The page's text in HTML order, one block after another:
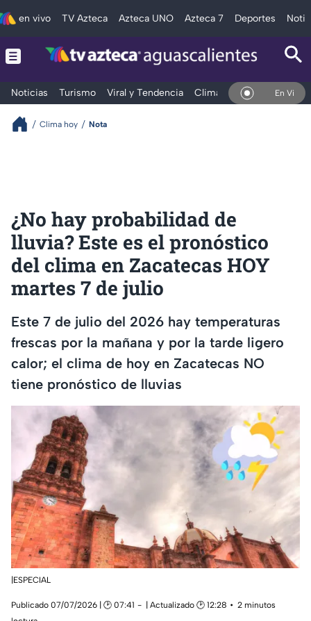
en vivo TV Azteca Azteca UNO Azteca 7 Deportes
Noticias Turismo Viral y Tendencia Clima Deportes En Vivo
Clima hoy Nota
¿No hay probabilidad de
lluvia? Este es el pronóstico
del clima en Zacatecas HOY
martes 7 de julio
Este 7 de julio del 2026 hay temperaturas
frescas por la mañana y por la tarde ligero
calor; el clima de hoy en Zacatecas NO
tiene pronóstico de lluvias
|ESPECIAL
Publicado 07/07/2026 | 🕑 07:41 | Actualizado 🕑 12:28
2 minutos